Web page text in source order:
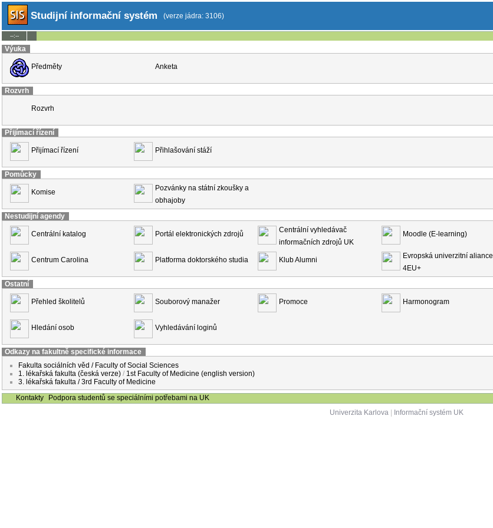
Studijní informační systém (verze jádra: 3106)
--:--
Výuka
Předměty Anketa
Rozvrh
Rozvrh
Přijímací řízení
Přijímací řízení Přihlašování stáží
Pomůcky
Komise
Pozvánky na státní zkoušky a
obhajoby
Nestudijní agendy
Centrální katalog Portál elektronických zdrojů
Centrální vyhledávač
informačních zdrojů UK
Moodle (E-learning)
Centrum Carolina Platforma doktorského studia Klub Alumni
Evropská univerzitní aliance
4EU+
Ostatní
Přehled školitelů Souborový manažer Promoce Harmonogram
Hledání osob Vyhledávání loginů
Odkazy na fakultně specifické informace
Fakulta sociálních věd / Faculty of Social Sciences
1. lékařská fakulta (česká verze) / 1st Faculty of Medicine (english version)
3. lékařská fakulta / 3rd Faculty of Medicine
Kontakty
Podpora studentů se speciálními potřebami na UK
Univerzita Karlova| Informační systém UK